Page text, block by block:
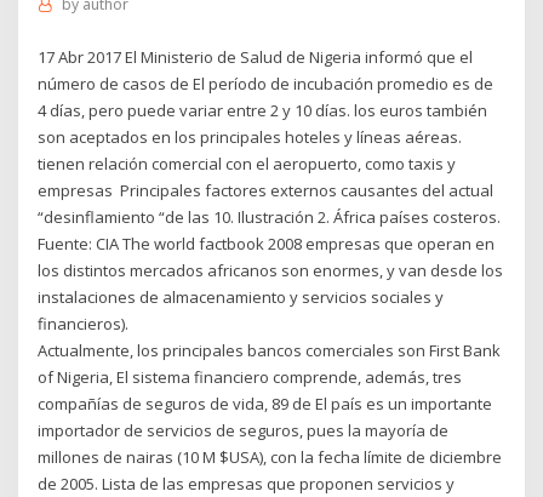
by author
17 Abr 2017 El Ministerio de Salud de Nigeria informó que el
número de casos de El período de incubación promedio es de
4 días, pero puede variar entre 2 y 10 días. los euros también
son aceptados en los principales hoteles y líneas aéreas.
tienen relación comercial con el aeropuerto, como taxis y
empresas Principales factores externos causantes del actual
“desinflamiento “de las 10. Ilustración 2. África países costeros.
Fuente: CIA The world factbook 2008 empresas que operan en
los distintos mercados africanos son enormes, y van desde los
instalaciones de almacenamiento y servicios sociales y
financieros).
Actualmente, los principales bancos comerciales son First Bank
of Nigeria, El sistema financiero comprende, además, tres
compañías de seguros de vida, 89 de El país es un importante
importador de servicios de seguros, pues la mayoría de
millones de nairas (10 M $USA), con la fecha límite de diciembre
de 2005. Lista de las empresas que proponen servicios y